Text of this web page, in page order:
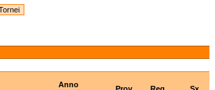
Anno